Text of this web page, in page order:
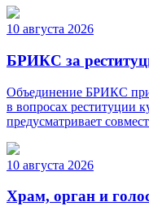
10 августа 2026
БРИКС за
Объединение БРИКС
в вопросах реституции
предусматривает
10 августа 2026
Храм, орган и